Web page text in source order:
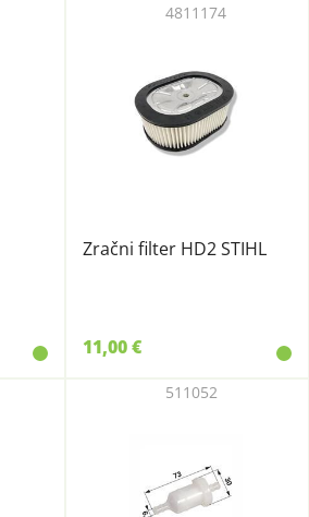
Zračni filter HD2 STIHL
4811174
11,00 €
511052